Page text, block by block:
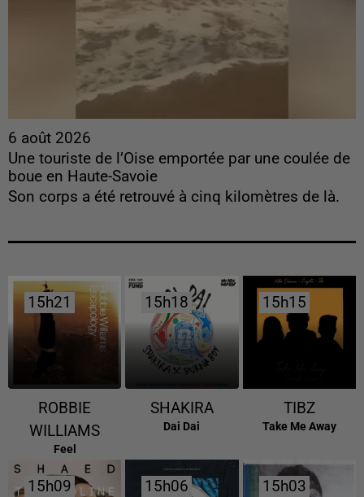
6 août 2026
Une touriste de l’Oise emportée par une coulée de
boue en Haute-Savoie
Son corps a été retrouvé à cinq kilomètres de là.
15h21
15h21
ROBBIE
WILLIAMS
Feel
15h18
15h18
SHAKIRA
Dai Dai
15h15
15h15
TIBZ
Take Me Away
15h09
15h09 15h06
15h06 15h03
15h03